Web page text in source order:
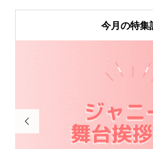
今月の特集
